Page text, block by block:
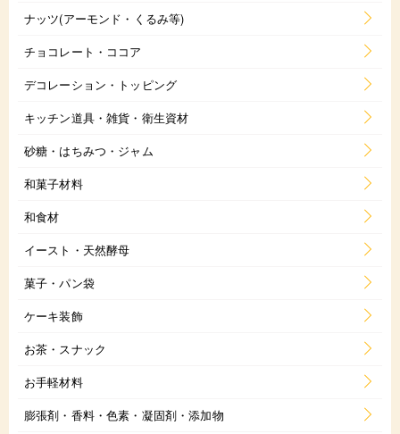
ナッツ(アーモンド・くるみ等)
チョコレート・ココア
デコレーション・トッピング
キッチン道具・雑貨・衛生資材
砂糖・はちみつ・ジャム
和菓子材料
和食材
イースト・天然酵母
菓子・パン袋
ケーキ装飾
お茶・スナック
お手軽材料
膨張剤・香料・色素・凝固剤・添加物